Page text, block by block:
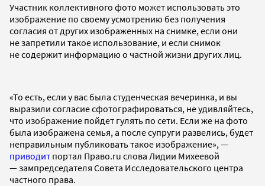
Участник коллективного фото может использовать это
изображение по своему усмотрению без получения
согласия от других изображенных на снимке, если они
не запретили такое использование, и если снимок
не содержит информацию о частной жизни других лиц.
«То есть, если у вас была студенческая вечеринка, и вы
выразили согласие сфотографироваться, не удивляйтесь,
что изображение пойдет гулять по сети. Если же на фото
была изображена семья, а после супруги развелись, будет
неправильным публиковать такое изображение», —
приводит портал Право.ru слова Лидии Михеевой
— зампредседателя Совета Исследовательского центра
частного права.